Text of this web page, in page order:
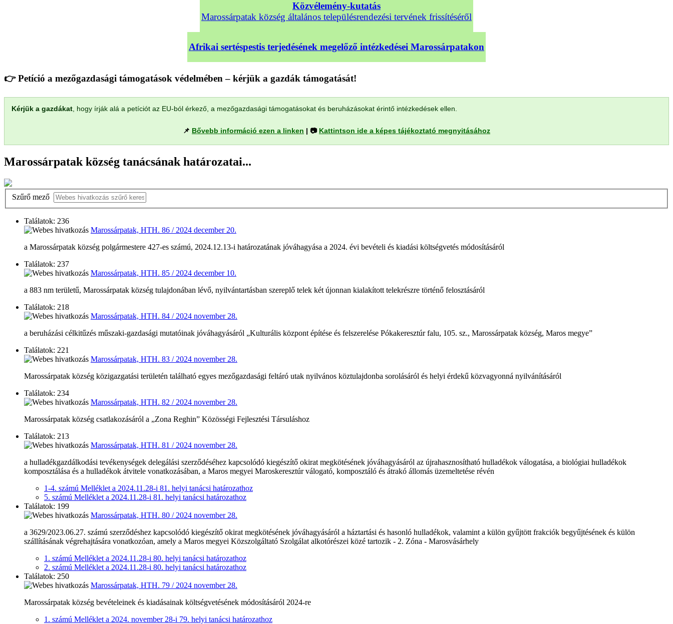
Közvélemény-kutatás
Marossárpatak község általános településrendezési tervének frissítéséről
Afrikai sertéspestis terjedésének megelőző intézkedései Marossárpatakon
👉 Petíció a mezőgazdasági támogatások védelmében – kérjük a gazdák támogatását!
Kérjük a gazdákat , hogy írják alá a petíciót az EU-ból érkező, a mezőgazdasági támogatásokat és beruházásokat érintő intézkedések ellen.
📌 Bővebb információ ezen a linken | 📷 Kattintson ide a képes tájékoztató megnyitásához
Marossárpatak község tanácsának határozatai...
Szűrő mező
Találatok: 236
Marossárpatak, HTH. 86 / 2024 december 20.
a Marossárpatak község polgármestere 427-es számú, 2024.12.13-i határozatának jóváhagyása a 2024. évi bevételi és kiadási költségvetés módosításáról
Találatok: 237
Marossárpatak, HTH. 85 / 2024 december 10.
a 883 nm területű, Marossárpatak község tulajdonában lévő, nyilvántartásban szereplő telek két újonnan kialakított telekrészre történő felosztásáról
Találatok: 218
Marossárpatak, HTH. 84 / 2024 november 28.
a beruházási célkitűzés műszaki-gazdasági mutatóinak jóváhagyásáról „Kulturális központ építése és felszerelése Pókakeresztúr falu, 105. sz., Marossárpatak község, Maros megye”
Találatok: 221
Marossárpatak, HTH. 83 / 2024 november 28.
Marossárpatak község közigazgatási területén található egyes mezőgazdasági feltáró utak nyilvános köztulajdonba sorolásáról és helyi érdekű közvagyonná nyilvánításáról
Találatok: 234
Marossárpatak, HTH. 82 / 2024 november 28.
Marossárpatak község csatlakozásáról a „Zona Reghin” Közösségi Fejlesztési Társuláshoz
Találatok: 213
Marossárpatak, HTH. 81 / 2024 november 28.
a hulladékgazdálkodási tevékenységek delegálási szerződéséhez kapcsolódó kiegészítő okirat megkötésének jóváhagyásáról az újrahasznosítható hulladékok válogatása, a biológiai hulladékok
komposztálása és a hulladékok átvitele vonatkozásában, a Maros megyei Maroskeresztúr válogató, komposztáló és átrakó állomás üzemeltetése révén
1-4. számú Melléklet a 2024.11.28-i 81. helyi tanácsi határozathoz
5. számú Melléklet a 2024.11.28-i 81. helyi tanácsi határozathoz
Találatok: 199
Marossárpatak, HTH. 80 / 2024 november 28.
a 3629/2023.06.27. számú szerződéshez kapcsolódó kiegészítő okirat megkötésének jóváhagyásáról a háztartási és hasonló hulladékok, valamint a külön gyűjtött frakciók begyűjtésének és külön
szállításának végrehajtására vonatkozóan, amely a Maros megyei Közszolgáltató Szolgálat alkotórészei közé tartozik - 2. Zóna - Marosvásárhely
1. számú Melléklet a 2024.11.28-i 80. helyi tanácsi határozathoz
2. számú Melléklet a 2024.11.28-i 80. helyi tanácsi határozathoz
Találatok: 250
Marossárpatak, HTH. 79 / 2024 november 28.
Marossárpatak község bevételeinek és kiadásainak költségvetésének módosításáról 2024-re
1. számú Melléklet a 2024. november 28-i 79. helyi tanácsi határozathoz